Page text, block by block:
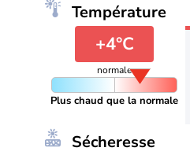
Température
+4°C
normale
Plus chaud que la normale
Sécheresse